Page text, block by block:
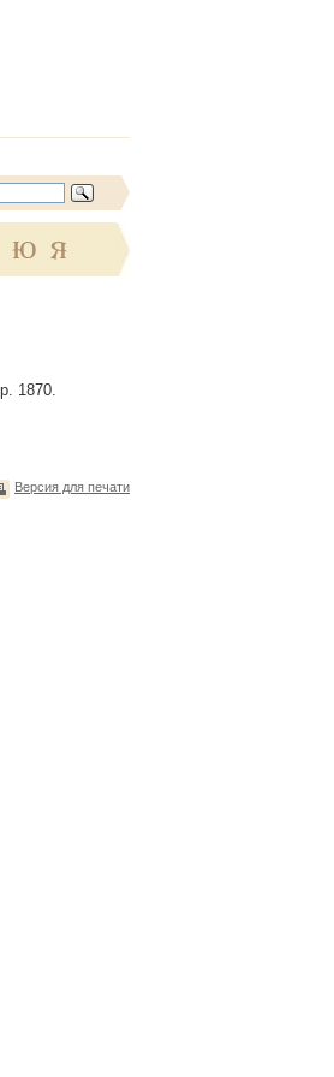
Ю Я
1870.
Версия для печати